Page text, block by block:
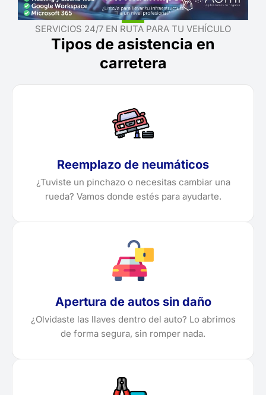
SERVICIOS 24/7 EN RUTA PARA TU VEHÍCULO
Tipos de asistencia en
carretera
Reemplazo de neumáticos
¿Tuviste un pinchazo o necesitas cambiar una
rueda? Vamos donde estés para ayudarte.
Apertura de autos sin daño
¿Olvidaste las llaves dentro del auto? Lo abrimos
de forma segura, sin romper nada.